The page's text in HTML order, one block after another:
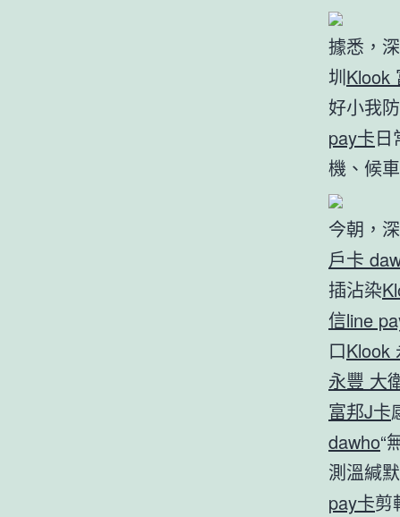
據悉，
圳Klook
好小我
pay卡日
機、候
今朝，
戶卡
插沾染
信line
口Klook
永豐 大
富邦J卡
dawho“
測溫緘
pay卡剪